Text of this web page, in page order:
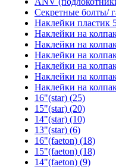
Секретные болты/
Наклейки пластик
Наклейки на
Наклейки на
Наклейки на
Наклейки на
Наклейки на
Наклейки на
16"(star) (25)
15"(star) (20)
14"(star) (10)
13"(star) (6)
16"(faeton) (18)
15"(faeton) (18)
14"(faeton) (9)